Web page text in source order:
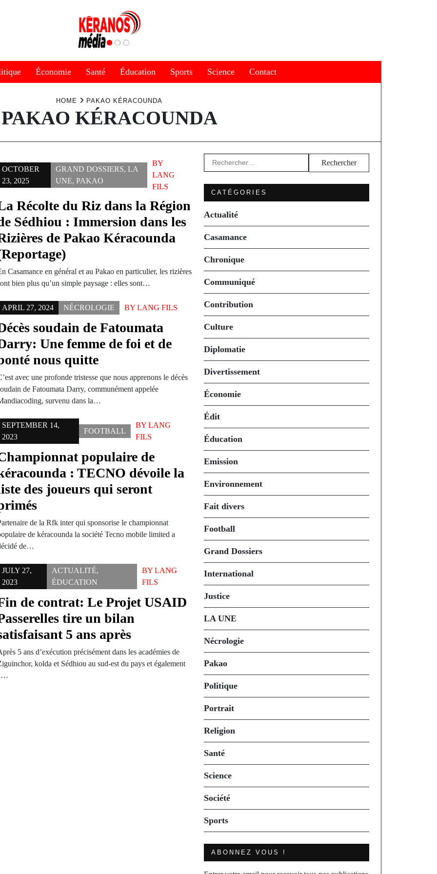
Économie Santé Éducation Sports Science Contact
HOME PAKAO KÉRACOUNDA
PAKAO KÉRACOUNDA
OCTOBER
23, 2025
GRAND DOSSIERS, LA
UNE, PAKAO
BY
LANG
FILS
Récolte du Riz dans la Région
Sédhiou : Immersion dans les
de Pakao Kéracounda
Casamance en général et au Pakao en particulier, les rizières
bien plus qu’un simple paysage : elles sont…
APRIL 27, 2024 NÉCROLOGIE BY LANG FILS
soudain de Fatoumata
Une femme de foi et de
nous quitte
avec une profonde tristesse que nous apprenons le décès
de Fatoumata Darry, communément appelée
survenu dans la…
SEPTEMBER 14,
2023
FOOTBALL
BYLANG
FILS
populaire de
: TECNO dévoile la
des joueurs qui seront
de la Rfk inter qui sponsorise le championnat
de kéracounda la société Tecno mobile limited a
de…
JULY 27,
2023
ACTUALITÉ,
ÉDUCATION
BYLANG
FILS
de contrat: Le Projet USAID
tire un bilan
5 ans après
5 ans d’exécution précisément dans les académies de
kolda et Sédhiou au sud-est du pays et également
Rechercher :
CATÉGORIES
Actualité
Casamance
Chronique
Communiqué
Contribution
Culture
Diplomatie
Divertissement
Économie
Édit
Éducation
Emission
Environnement
Fait divers
Football
Grand Dossiers
International
Justice
LA UNE
Nécrologie
Pakao
Politique
Portrait
Religion
Santé
Science
Société
Sports
ABONNEZ VOUS !